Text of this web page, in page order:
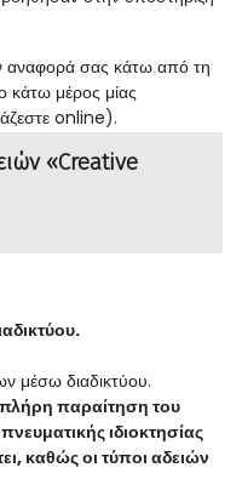
αναφορά σας κάτω από τη
κάτω μέρος μίας
online).
«Creative
μέσω διαδικτύου.
πλήρη παραίτηση του
ιδιοκτησίας
καθώς οι τύποι αδειών